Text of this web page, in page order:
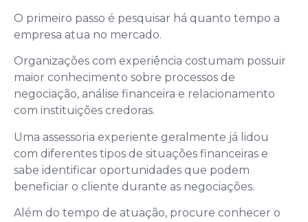
O primeiro passo é pesquisar há quanto tempo a
empresa atua no mercado.
Organizações com experiência costumam possuir
maior conhecimento sobre processos de
negociação, análise financeira e relacionamento
com instituições credoras.
Uma assessoria experiente geralmente já lidou
com diferentes tipos de situações financeiras e
sabe identificar oportunidades que podem
beneficiar o cliente durante as negociações.
Além do tempo de atuação, procure conhecer o